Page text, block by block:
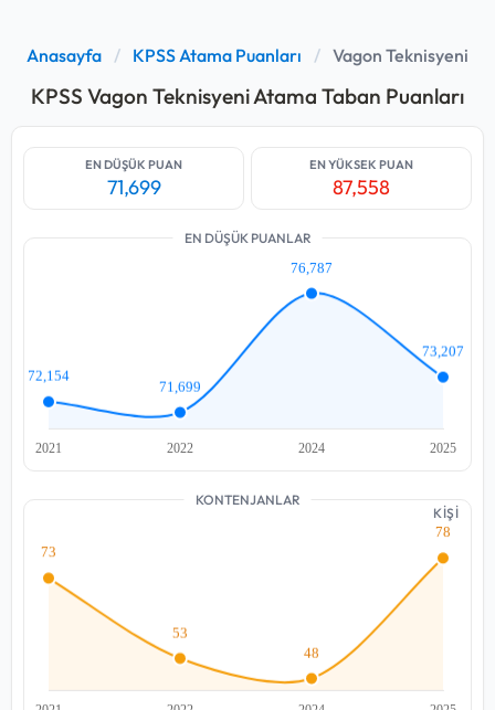
Anasayfa / KPSS Atama Puanları / Vagon Teknisyeni
KPSS Vagon Teknisyeni Atama Taban Puanları
EN DÜŞÜK PUAN
71,699
EN YÜKSEK PUAN
87,558
EN DÜŞÜK PUANLAR
KONTENJANLAR
KİŞİ